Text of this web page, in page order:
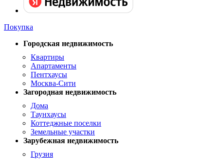
Покупка
Городская недвижимость
Квартиры
Апартаменты
Пентхаусы
Москва-Сити
Загородная недвижимость
Дома
Таунхаусы
Коттеджные поселки
Земельные участки
Зарубежная недвижимость
Грузия